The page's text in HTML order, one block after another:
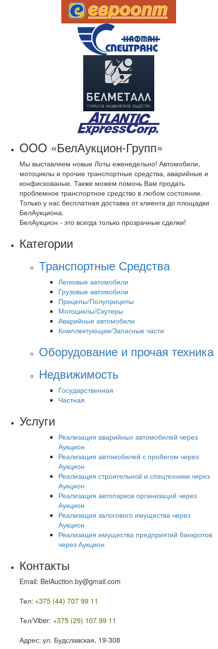
OOO «БелАукцион-Групп»
Мы выставляем новые Лоты еженедельно! Автомобили,
мотоциклы и прочие транспортные средства, аварийные и
конфискованые. Также можем помочь Вам продать
проблемное транспортное средство в любом состоянии.
Только у нас бесплатная доставка от клиента до площадки
БелАукциона.
БелАукцион - это всегда только прозрачные сделки!
Категории
Транспортные Средства
Легковые автомобили
Грузовые автомобили
Прицепы/Полуприцепы
Мотоциклы/Скутеры
Аварийные автомобили
Комплектующие/Запасные части
Оборудование и прочая техника
Недвижимость
Государственная
Частная
Услуги
Реализация аварийных автомобилей через
Аукцион
Реализация автомобилей с пробегом через
Аукцион
Реализация строительной и спецтехники через
Аукцион
Реализация автопарков организаций через
Аукцион
Реализация залогового имущества через
Аукцион
Реализация имущества предприятий банкротов
через Аукцион
Контакты
Email: BelAuction.by@gmail.com
Тел: +375 (44) 707 99 11
Тел/Viber: +375 (29) 107 99 11
Адрес: ул. Будславская, 19-308